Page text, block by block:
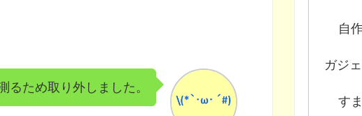
るため取り外しました。
自
ガジ
す